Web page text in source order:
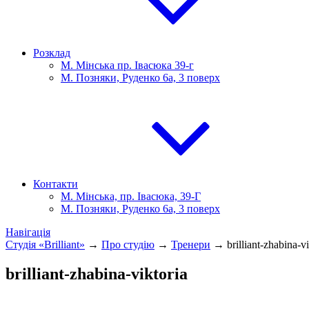
Розклад
М. Мінська пр. Івасюка 39-г
М. Позняки, Руденко 6а, 3 поверх
Контакти
М. Мінська, пр. Івасюка, 39-Г
М. Позняки, Руденко 6а, 3 поверх
Навігація
Студія «Brilliant» → Про студію → Тренери → brilliant-zhabina-
brilliant-zhabina-viktoria